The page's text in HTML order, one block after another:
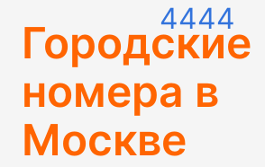
4444
Городские
номера в
Москве